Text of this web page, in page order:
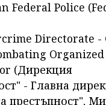
Federal Police
Directorate -
Organized
(Дирекция
- Главна
престъпност",